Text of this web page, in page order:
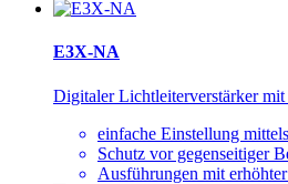
E3X-NA
Digitaler Lichtleiterverstärker
einfache Einstellung
Schutz vor gegenseitiger
Ausführungen mit